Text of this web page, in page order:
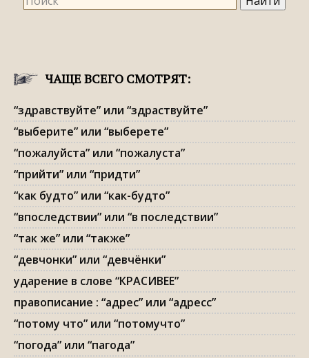
ЧАЩЕ ВСЕГО СМОТРЯТ:
“здравствуйте” или “здраствуйте”
“выберите” или “выберете”
“пожалуйста” или “пожалуста”
“прийти” или “придти”
“как будто” или “как-будто”
“впоследствии” или “в последствии”
“так же” или “также”
“девчонки” или “девчёнки”
ударение в слове “КРАСИВЕЕ”
правописание : “адрес” или “адресс”
“потому что” или “потомучто”
“погода” или “пагода”